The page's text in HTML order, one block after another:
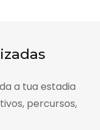
a tua estadia
percursos,